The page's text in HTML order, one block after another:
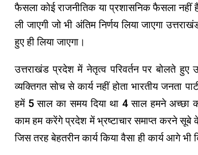
फैसला कोई राजनीतिक या प्रशासनिक फैसला नहीं
ली जाएगी जो भी अंतिम निर्णय लिया जाएगा
हुए ही लिया जाएगा।
उत्तराखंड प्रदेश में नेतृत्व परिवर्तन पर बोलते हुए
व्यक्तिगत सोच से कार्य नहीं होता भारतीय जनता
हमें 5 साल का समय दिया था 4 साल हमने अच्छा
काम हम करेंगे प्रदेश में भ्रष्टाचार समाप्त करने
जिस तरह बेहतरीन कार्य किया वैसा ही कार्य आगे भी